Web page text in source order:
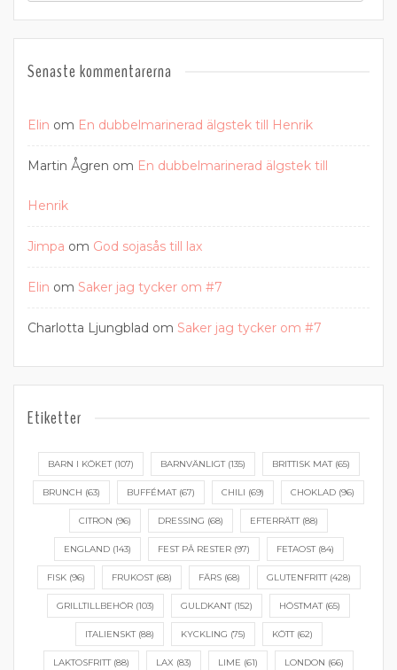
Senaste kommentarerna
Elin om En dubbelmarinerad älgstek till Henrik
Martin Ågren om En dubbelmarinerad älgstek till
Henrik
Jimpa om God sojasås till lax
Elin om Saker jag tycker om #7
Charlotta Ljungblad om Saker jag tycker om #7
Etiketter
BARN I KÖKET(107) BARNVÄNLIGT(135) BRITTISK MAT(65)
BRUNCH (63) BUFFÉMAT(67) CHILI (69) CHOKLAD (96)
CITRON (96) DRESSING (68) EFTERRÄTT(88)
ENGLAND(143) FEST PÅ RESTER(97) FETAOST(84)
FISK(96) FRUKOST(68) FÄRS(68) GLUTENFRITT(428)
GRILLTILLBEHÖR (103) GULDKANT(152) HÖSTMAT(65)
ITALIENSKT(88) KYCKLING (75) KÖTT(62)
LAKTOSFRITT(88) LAX (83) LIME (61) LONDON (66)